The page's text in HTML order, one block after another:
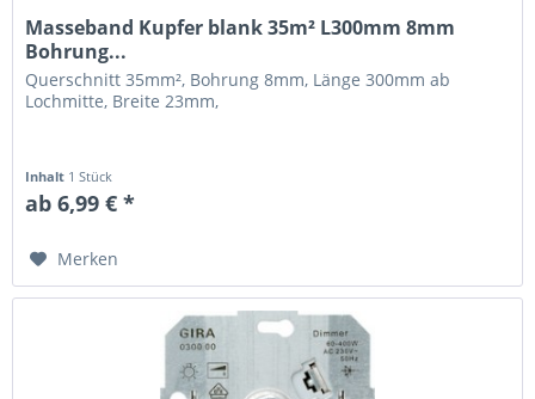
Masseband Kupfer blank 35m² L300mm 8mm
Bohrung...
Querschnitt 35mm², Bohrung 8mm, Länge 300mm ab
Lochmitte, Breite 23mm,
Inhalt 1 Stück
ab 6,99 € *
Merken